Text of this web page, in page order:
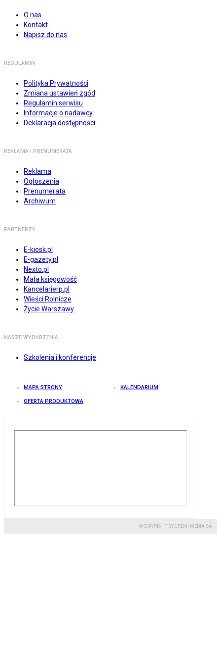
O nas
Kontakt
Napisz do nas
REGULAMIN
Polityka Prywatności
Zmiana ustawień zgód
Regulamin serwisu
Informacje o nadawcy
Deklaracja dostępności
REKLAMA I PRENUMERATA
Reklama
Ogłoszenia
Prenumerata
Archiwum
PARTNERZY
E-kiosk.pl
E-gazety.pl
Nexto.pl
Mała księgowość
Kancelarierp.pl
Wieści Rolnicze
Życie Warszawy
NASZE WYDARZENIA
Szkolenia i konferencje
MAPA STRONY KALENDARIUM
OFERTA PRODUKTOWA
© COPYRIGHT BY GREMI MEDIA SA